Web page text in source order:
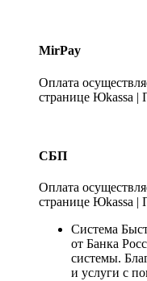
MirPay
Оплата
странице
СБП
Оплата
странице
Система
от Банка
системы.
и услуги с